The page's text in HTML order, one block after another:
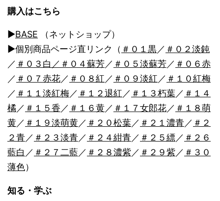
ョ
ン
購入はこちら
▶︎BASE （ネットショップ）
▶︎個別商品ページ直リンク（ ＃０１黒／ ＃０２淡鈍
／ ＃０３白 ／＃０４蘇芳／ ＃０５淡蘇芳／ ＃０６赤
／ ＃０７赤花／ ＃０８紅 ／ ＃０９淡紅 ／ ＃１０紅梅
／ ＃１１淡紅梅／ ＃１２退紅 ／ ＃１３朽葉／ ＃１４
橘 ／ ＃１５香 ／ ＃１６黄／ ＃１７女郎花／ ＃１８萌
黄／ ＃１９淡萌黄／ ＃２０松葉／ ＃２１濃青／ ＃２
２青／ ＃２３淡青／ ＃２４紺青／ ＃２５縹／ ＃２６
藍白 ／ ＃２７二藍／ ＃２８濃紫／ ＃２９紫／ ＃３０
薄色）
知る・学ぶ